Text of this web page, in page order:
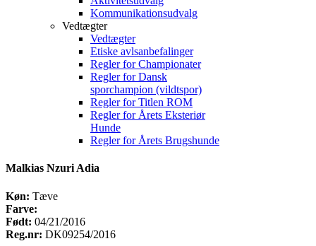
Kommunikationsudvalg
Vedtægter
Vedtægter
Etiske avlsanbefalinger
Regler for Championater
Regler for Dansk
sporchampion (vildtspor)
Regler for Titlen ROM
Regler for Årets Eksteriør
Hunde
Regler for Årets Brugshunde
Malkias Nzuri Adia
Køn: Tæve
Farve:
Født: 04/21/2016
Reg.nr: DK09254/2016